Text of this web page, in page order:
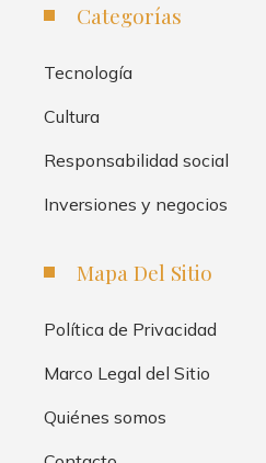
Categorías
Tecnología
Cultura
Responsabilidad social
Inversiones y negocios
Mapa Del Sitio
Política de Privacidad
Marco Legal del Sitio
Quiénes somos